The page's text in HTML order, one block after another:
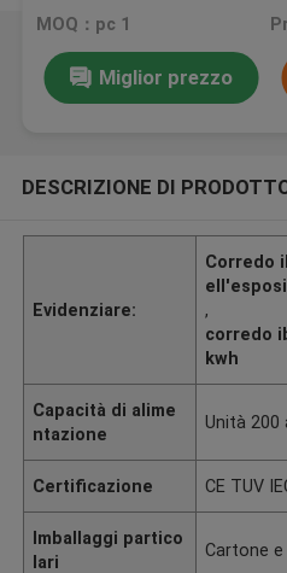
MOQ：pc 1
Miglior prezzo
DESCRIZIONE DI
Evidenziare:
Corredo
,
corredo
kwh
Capacità di alime
ntazione
Unità 200
Certificazione CE TUV
Imballaggi partico
lari
Cartone